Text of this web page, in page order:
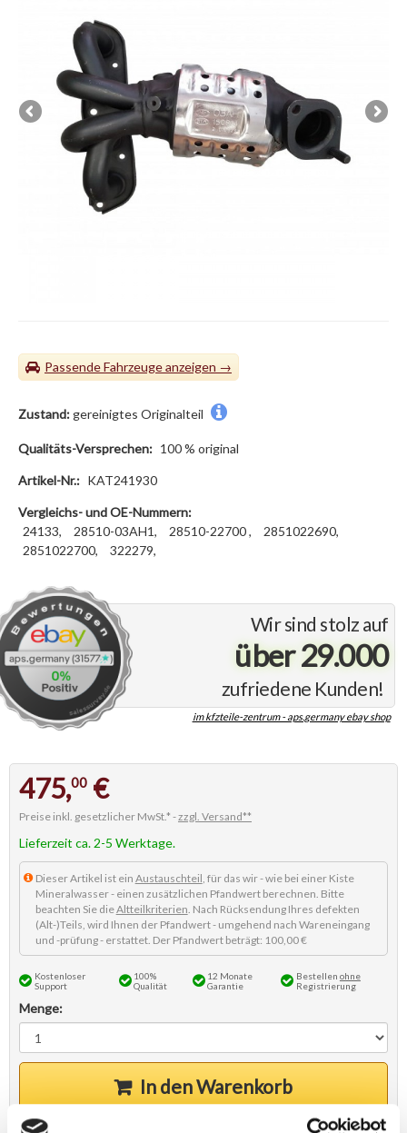
Passende Fahrzeuge
Wir sind stolz auf
über 29.000
zufriedene Kunden!
im kfzteile-zentrum - aps.germany ebay shop
Zustand: gereinigtes Originalteil
Qualitäts-Versprechen: 100 % original
Artikel-Nr.: KAT241930
Vergleichs- und OE-Nummern:
24133,
28510-03AH1, 28510-22700 ,
2851022690,
2851022700,
322279,
475,00 €
Preise inkl. gesetzlicher MwSt.* -zzgl. Versand**
Lieferzeit ca. 2-5 Werktage.
Dieser Artikel ist ein Austauschteil , für das wir - wie bei einer Kiste
Mineralwasser - einen zusätzlichen Pfandwert berechnen. Bitte
beachten Sie dieAltteilkriterien . Nach Rücksendung Ihres defekten
(Alt-)Teils, wird Ihnen der Pfandwert - umgehend nach Wareneingang
und -prüfung - erstattet. Der Pfandwert beträgt: 100,00 €
Kostenloser
Support
100%
Qualität
12 Monate
Garantie
Bestellen ohne
Registrierung
Menge:
In den Warenkorb